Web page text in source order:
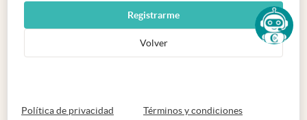
Registrarme
Volver
Política de privacidad abre en nueva pestaña
Términos y condicionesabre en nueva